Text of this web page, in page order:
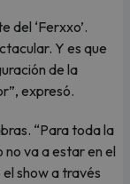
del ‘Ferxxo’.
Y es que
de la
expresó.
“Para toda la
no va a estar en el
show a través